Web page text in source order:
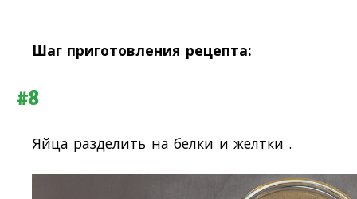
Шаг приготовления рецепта:
#8
Яйца разделить на белки и желтки .